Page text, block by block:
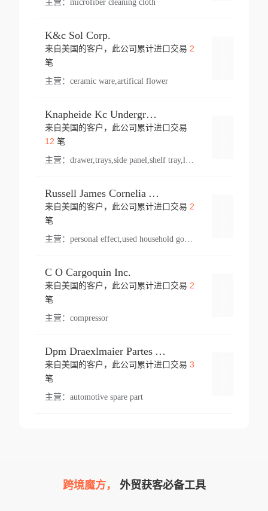
主营： microfiber cleaning cloth
K&c Sol Corp.
来自美国的客户，此公司累计进口交易 2
笔
主营： ceramic ware,artifical flower
Knapheide Kc Underground
来自美国的客户，此公司累计进口交易
12 笔
主营：
Russell James Cornelia Arlington Va
来自美国的客户，此公司累计进口交易 2
笔
主营： personal effect,used household goods
C O Cargoquin Inc.
来自美国的客户，此公司累计进口交易 2
笔
主营： compressor
Dpm Draexlmaier Partes Automotrices Corr Ind Huejotzingo
来自美国的客户，此公司累计进口交易 3
笔
主营： automotive spare part
跨境魔方， 外贸获客必备工具